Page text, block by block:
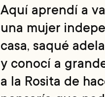
Aquí aprendí a
una mujer
casa, saqué
y conocí a
a la Rosita de